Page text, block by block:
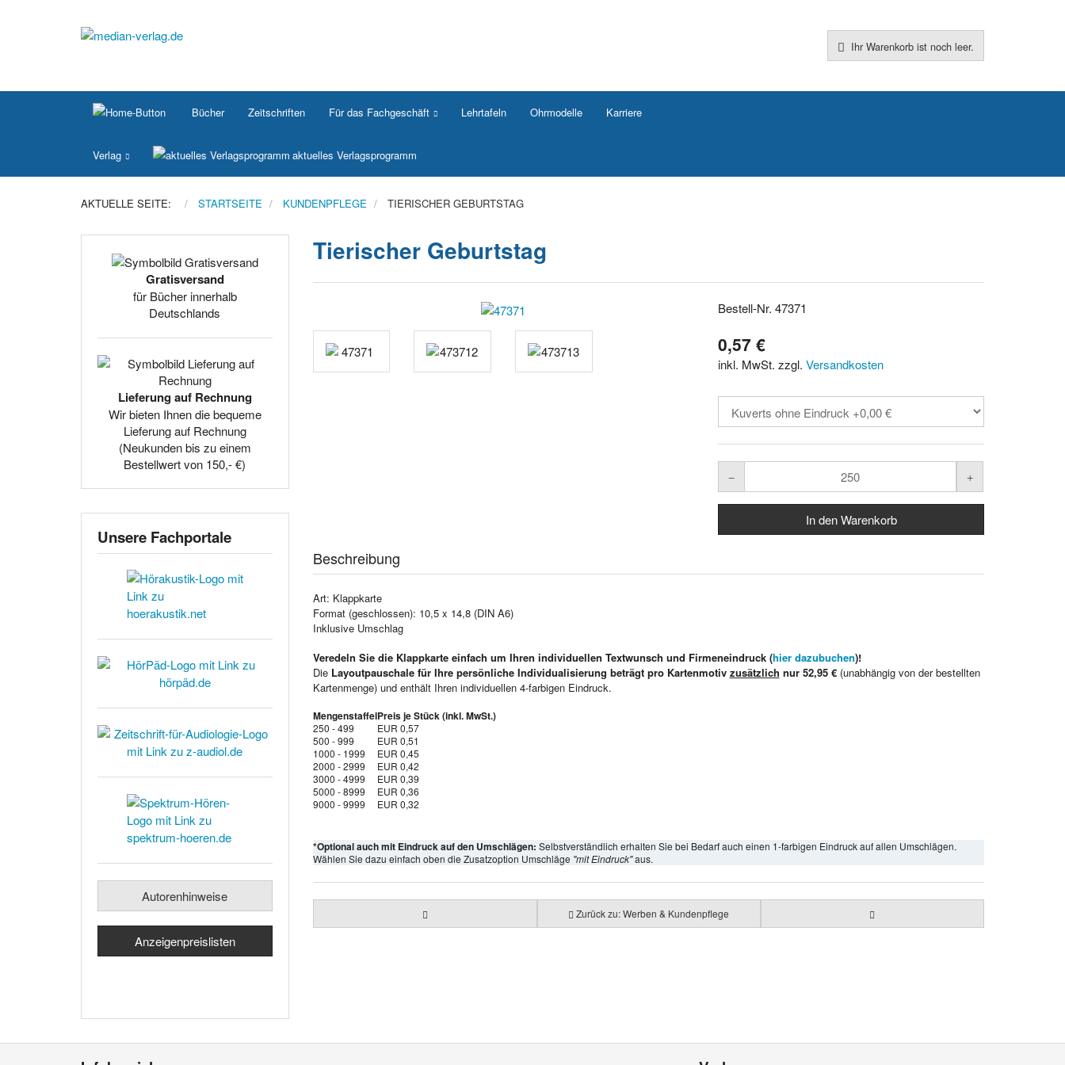
Ihr Warenkorb ist noch leer.
Bücher Zeitschriften Für das Fachgeschäft Lehrtafeln Ohrmodelle Karriere
Verlag aktuelles Verlagsprogramm
AKTUELLE SEITE: STARTSEITE KUNDENPFLEGE TIERISCHER GEBURTSTAG
Tierischer Geburtstag
Bestell-Nr. 47371
0,57 €
inkl. MwSt. zzgl.Versandkosten
Beschreibung
Art: Klappkarte
Format (geschlossen): 10,5 x 14,8 (DIN A6)
Inklusive Umschlag
Veredeln Sie die Klappkarte einfach um Ihren individuellen Textwunsch und Firmeneindruck (hier dazubuchen)!
Die Layoutpauschale für Ihre persönliche Individualisierung beträgt pro Kartenmotiv zusätzlich nur 52,95 €(unabhängig von der bestellten
Kartenmenge) und enthält Ihren individuellen 4-farbigen Eindruck.
MengenstaffelPreis je Stück (inkl. MwSt.)
250 - 499
EUR 0,57
500 - 999
EUR 0,51
1000 - 1999
EUR 0,45
2000 - 2999
EUR 0,42
3000 - 4999
EUR 0,39
5000 - 8999
EUR 0,36
9000 - 9999
EUR 0,32
*Optional auch mit Eindruck auf den Umschlägen: Selbstverständlich erhalten Sie bei Bedarf auch einen 1-farbigen Eindruck auf allen Umschlägen.
Wählen Sie dazu einfach oben die Zusatzoption Umschläge "mit Eindruck"aus.
Zurück zu: Werben & Kundenpflege
Gratisversand
für Bücher innerhalb
Deutschlands
Lieferung auf Rechnung
Wir bieten Ihnen die bequeme
Lieferung auf Rechnung
(Neukunden bis zu einem
Bestellwert von 150,- €)
Unsere Fachportale
Autorenhinweise
Anzeigenpreislisten